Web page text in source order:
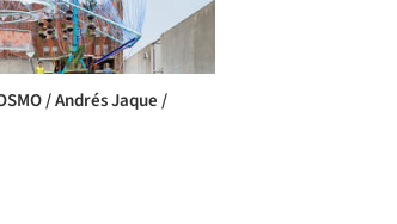
/ Andrés Jaque /